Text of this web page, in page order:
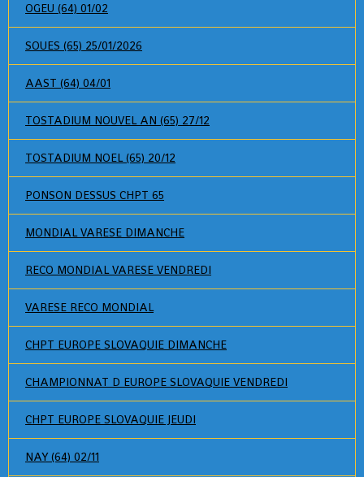
OGEU (64) 01/02
SOUES (65) 25/01/2026
AAST (64) 04/01
TOSTADIUM NOUVEL AN (65) 27/12
TOSTADIUM NOEL (65) 20/12
PONSON DESSUS CHPT 65
MONDIAL VARESE DIMANCHE
RECO MONDIAL VARESE VENDREDI
VARESE RECO MONDIAL
CHPT EUROPE SLOVAQUIE DIMANCHE
CHAMPIONNAT D EUROPE SLOVAQUIE VENDREDI
CHPT EUROPE SLOVAQUIE JEUDI
NAY (64) 02/11